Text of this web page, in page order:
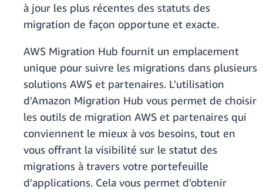
à jour les plus récentes des statuts des
migration de façon opportune et exacte.
AWS Migration Hub fournit un emplacement
unique pour suivre les migrations dans plusieurs
solutions AWS et partenaires. L'utilisation
d'Amazon Migration Hub vous permet de choisir
les outils de migration AWS et partenaires qui
conviennent le mieux à vos besoins, tout en
vous offrant la visibilité sur le statut des
migrations à travers votre portefeuille
d'applications. Cela vous permet d'obtenir